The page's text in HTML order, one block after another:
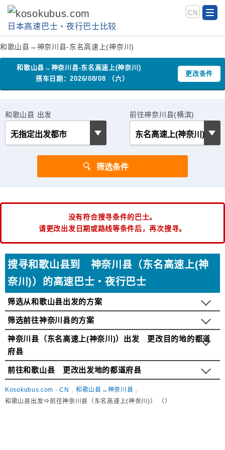
日本高速巴士‧夜行巴士比较
CN
和歌山县→神奈川县-东名高速上(神奈川)
和歌山县→神奈川县-东名高速上(神奈川)
搭车日期：2026/08/08 （六）
更改条件
和歌山县 出发 前往神奈川县(横滨)
没有符合搜寻条件的巴士。
请更改出发日期或路线等条件后，再次搜寻。
搜寻和歌山县到 神奈川县（东名高速上(神
奈川)）的高速巴士・夜行巴士
筛选从和歌山县出发的方案
筛选前往神奈川县的方案
神奈川县（东名高速上(神奈川)）出发 更改目的地的都道
府县
前往和歌山县 更改出发地的都道府县
Kosokubus.com - CN
和歌山县→神奈川县
和歌山县出发⇒前往神奈川县（东名高速上(神奈川)） （）